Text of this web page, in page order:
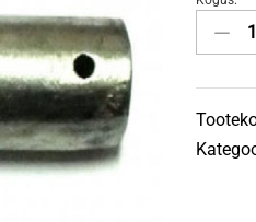
sõrm
80-
MTZ